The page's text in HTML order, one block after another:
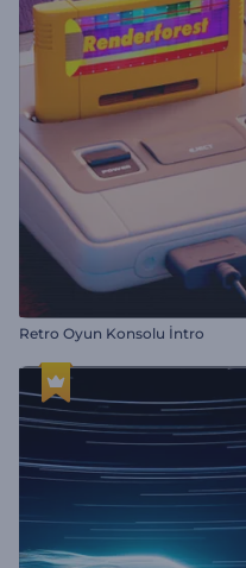
Retro Oyun Konsolu İntro